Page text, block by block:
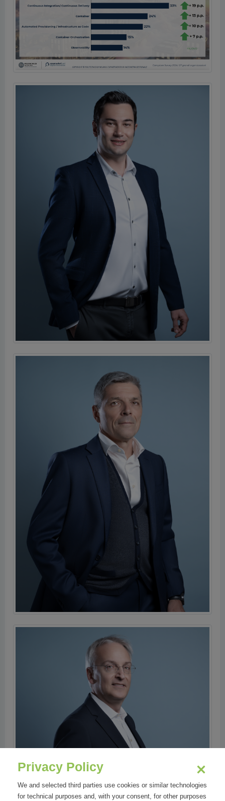
Privacy Policy
We and selected third parties use cookies or similar technologies
for technical purposes and, with your consent, for other purposes